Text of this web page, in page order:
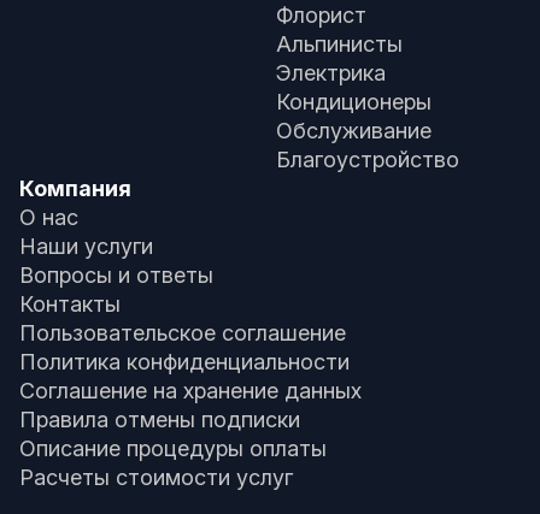
Флорист
Альпинисты
Электрика
Кондиционеры
Обслуживание
Благоустройство
Компания
О нас
Наши услуги
Вопросы и ответы
Контакты
Пользовательское соглашение
Политика конфиденциальности
Соглашение на хранение данных
Правила отмены подписки
Описание процедуры оплаты
Расчеты стоимости услуг